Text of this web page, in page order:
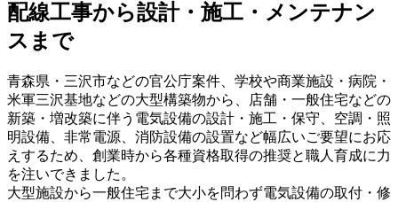
配線工事から設計・施工・メンテナン
スまで
青森県・三沢市などの官公庁案件、学校や商業施設・病院・
米軍三沢基地などの大型構築物から、店舗・一般住宅などの
新築・増改築に伴う電気設備の設計・施工・保守、空調・照
明設備、非常電源、消防設備の設置など幅広いご要望にお応
えするため、創業時から各種資格取得の推奨と職人育成に力
を注いできました。
大型施設から一般住宅まで大小を問わず電気設備の取付・修